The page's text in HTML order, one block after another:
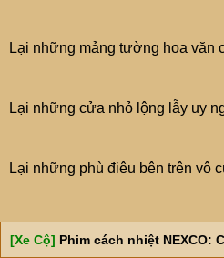
Lại những mảng tường hoa văn
Lại những cửa nhỏ lộng lẫy uy
Lại những phù điêu bên trên vô
cửa vào rất đẹp.
[Xe Cộ] Phim cách nhiệt NEXCO: